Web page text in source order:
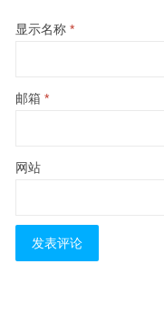
显示名称 *
邮箱 *
网站